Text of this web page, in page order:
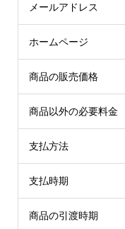
メールアドレス
ホームページ
商品の販売価格
商品以外の必要料金
支払方法
支払時期
商品の引渡時期